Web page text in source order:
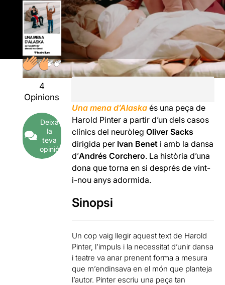
4
Opinions
Deixa
la
teva
opinió
Una mena d’Alaska és una peça de
Harold Pinter a partir d’un dels casos
clínics del neuròlegOliver Sacks
dirigida per Ivan Benet i amb la dansa
d’Andrés Corchero. La història d’una
dona que torna en si després de vint-
i-nou anys adormida.
Sinopsi
Un cop vaig llegir aquest text de Harold
Pinter, l’impuls i la necessitat d’unir dansa
i teatre va anar prenent forma a mesura
que m’endinsava en el món que planteja
l’autor. Pinter escriu una peça tan